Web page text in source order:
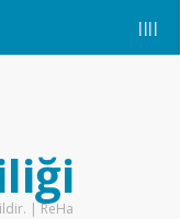
||||
| ReHa